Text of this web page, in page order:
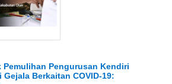
Pengurusan Kendiri
Berkaitan COVID-19: